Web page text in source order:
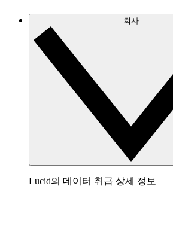
회사
Lucid의 데이터 취급 상세 정보